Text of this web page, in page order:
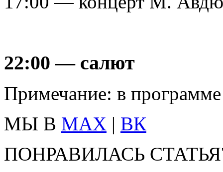
22:00 — салют
Примечание: в
МЫ В MAX | ВК
ПОНРАВИЛАСЬ